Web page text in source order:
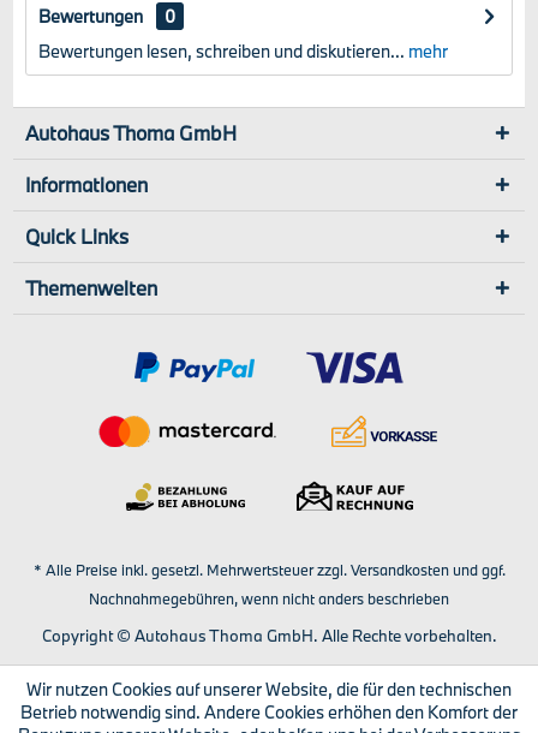
Bewertungen
0
Bewertungen lesen, schreiben und diskutieren... mehr
Autohaus Thoma GmbH
Informationen
Quick Links
Themenwelten
* Alle Preise inkl. gesetzl. Mehrwertsteuer zzgl.Versandkostenund ggf.
Nachnahmegebühren, wenn nicht anders beschrieben
Copyright © Autohaus Thoma GmbH. Alle Rechte vorbehalten.
Wir nutzen Cookies auf unserer Website, die für den technischen
Betrieb notwendig sind. Andere Cookies erhöhen den Komfort der